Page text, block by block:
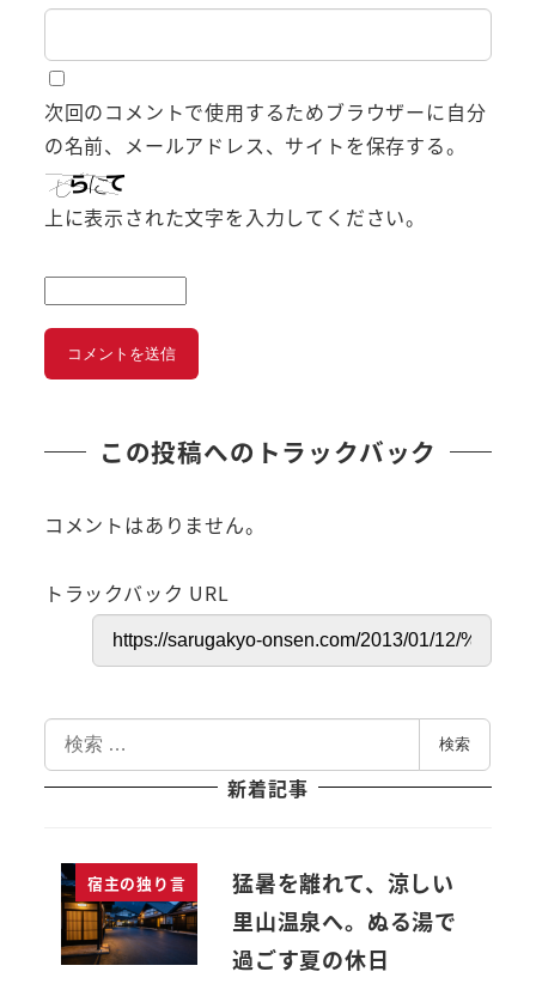
次回のコメントで使用するためブラウザーに自分
の名前、メールアドレス、サイトを保存する。
上に表示された文字を入力してください。
この投稿へのトラックバック
コメントはありません。
トラックバック URL
検
索
検索
新着記事
宿主の独り言
猛暑を離れて、涼しい
里山温泉へ。ぬる湯で
過ごす夏の休日